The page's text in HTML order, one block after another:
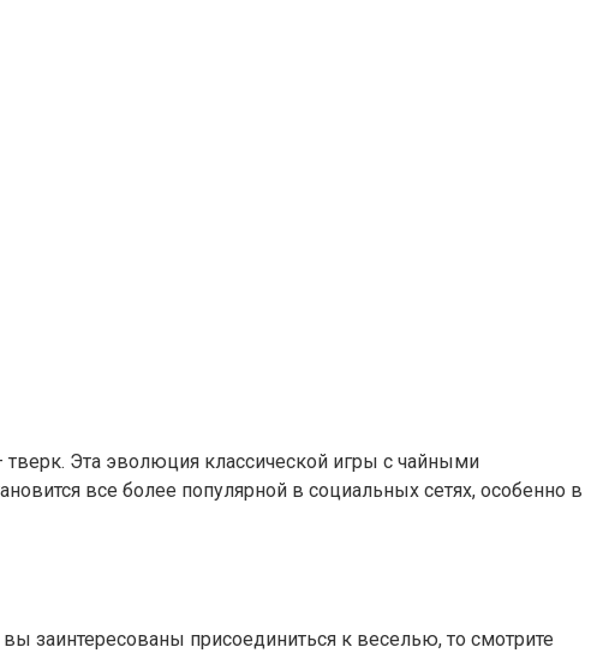
Эта эволюция классической игры с чайными
все более популярной в социальных сетях, особенно в
вы заинтересованы присоединиться к веселью, то смотрите